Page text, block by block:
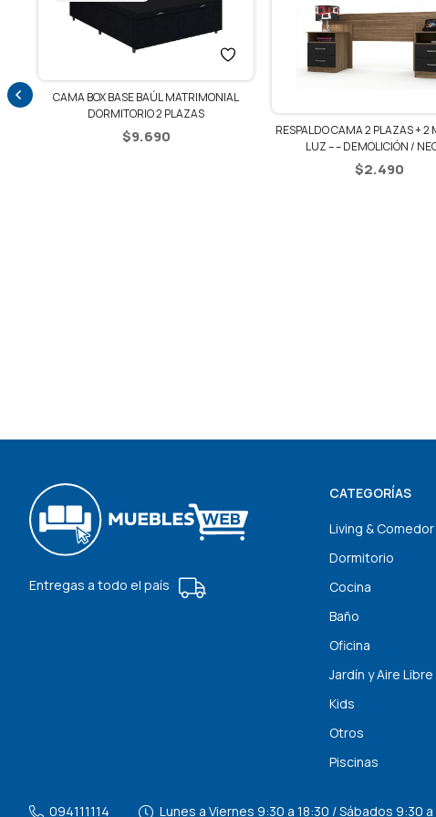
CAMA BOX BASE BAÚL MATRIMONIAL
DORMITORIO 2 PLAZAS
9.690
RESPALDO CAMA 2 PLAZAS + 2
LUZ – – DEMOLICIÓN / NEGRO
2.490
Entregas a todo el país
CATEGORÍAS
Living & Comedor
Dormitorio
Cocina
Baño
Oficina
Jardín y Aire Libre
Kids
Otros
Piscinas
094111114 Lunes a Viernes 9:30 a 18:30 / Sábados 9:30 a